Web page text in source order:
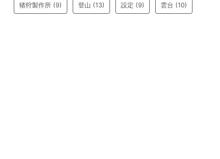
猪狩製作所 (9) 登山 (13) 設定 (9) 雲台 (10)